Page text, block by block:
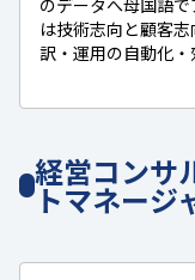
は技術志向と顧客
訳・運用の自動化・
経営コンサ
トマネージ